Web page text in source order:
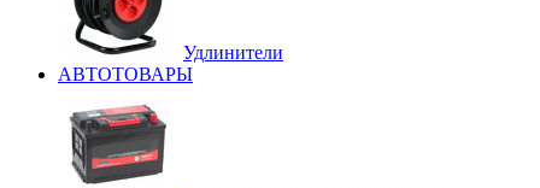
Удлинители
АВТОТОВАРЫ